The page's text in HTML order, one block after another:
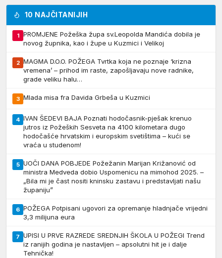
10 NAJČITANIJIH
1
PROMJENE Požeška župa sv.Leopolda Mandića dobila je
novog župnika, kao i župe u Kuzmici i Velikoj
2 MAGMA D.O.O. POŽEGA Tvrtka koja ne poznaje ‘krizna
vremena’ – prihod im raste, zapošljavaju nove radnike,
grade veliku halu…
3 Mlada misa fra Davida Grbeša u Kuzmici
4 IVAN ŠEDEVI BAJA Poznati hodočasnik-pješak krenuo
jutros iz Požeških Sesveta na 4100 kilometara dugo
hodočašće hrvatskim i europskim svetištima – kući se
vraća u studenom!
5 UOČI DANA POBJEDE Požežanin Marijan Križanović od
ministra Medveda dobio Uspomenicu na mimohod 2025. –
„Bila mi je čast nositi kninsku zastavu i predstavljati našu
županiju”
6 POŽEGA Potpisani ugovori za opremanje hladnjače vrijedni
3,3 milijuna eura
7 UPISI U PRVE RAZREDE SREDNJIH ŠKOLA U POŽEGI Trend
iz ranijih godina je nastavljen – apsolutni hit je i dalje
Tehnička!